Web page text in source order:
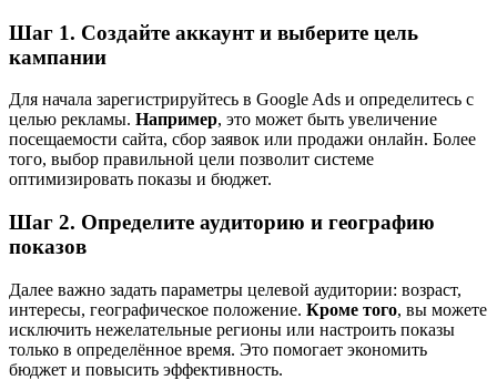
Шаг 1. Создайте аккаунт и выберите цель
кампании
Для начала зарегистрируйтесь в Google Ads и определитесь с
целью рекламы. Например, это может быть увеличение
посещаемости сайта, сбор заявок или продажи онлайн. Более
того, выбор правильной цели позволит системе
оптимизировать показы и бюджет.
Шаг 2. Определите аудиторию и географию
показов
Далее важно задать параметры целевой аудитории: возраст,
интересы, географическое положение. Кроме того, вы можете
исключить нежелательные регионы или настроить показы
только в определённое время. Это помогает экономить
бюджет и повысить эффективность.